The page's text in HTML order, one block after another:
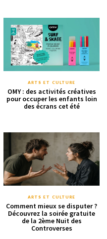
ARTS ET CULTURE
OMY : des activités créatives
pour occuper les enfants loin
des écrans cet été
ARTS ET CULTURE
Comment mieux se disputer ?
Découvrez la soirée gratuite
de la 2ème Nuit des
Controverses